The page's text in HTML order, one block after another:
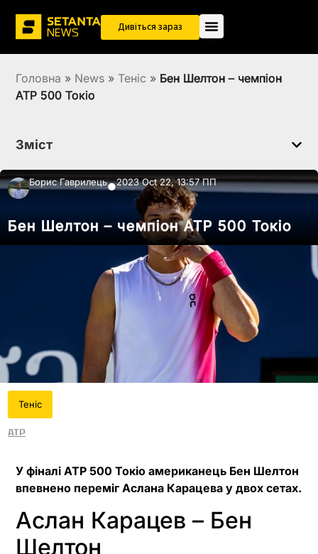
Дивіться зараз
Головна » News » Теніс » Бен Шелтон – чемпіон
ATP 500 Токіо
Зміст
Борис Гаврилець●2023 Oct 22, 13:57 ПП
Бен Шелтон – чемпіон ATP 500 Токіо
Теніс
ATP
У фіналі ATP 500 Токіо американець Бен Шелтон
впевнено переміг Аслана Карацева у двох сетах.
Аслан Карацев – Бен
Шелтон